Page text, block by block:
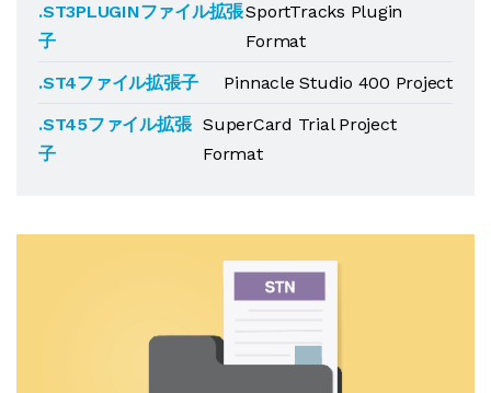
.ST3PLUGINファイル拡張
子
SportTracks Plugin
Format
.ST4ファイル拡張子
Pinnacle Studio 400 Project
.ST45ファイル拡張
子
SuperCard Trial Project
Format